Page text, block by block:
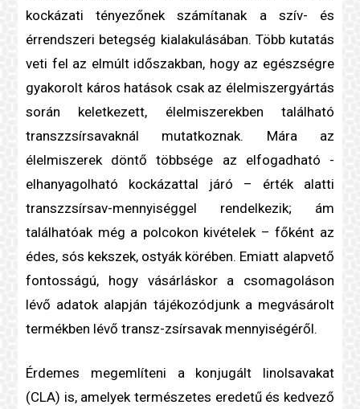
kockázati tényezőnek számítanak a szív- és
érrendszeri betegség kialakulásában. Több kutatás
veti fel az elmúlt időszakban, hogy az egészségre
gyakorolt káros hatások csak az élelmiszergyártás
során keletkezett, élelmiszerekben található
transzzsírsavaknál mutatkoznak. Mára az
élelmiszerek döntő többsége az elfogadható -
elhanyagolható kockázattal járó – érték alatti
transzzsírsav-mennyiséggel rendelkezik; ám
találhatóak még a polcokon kivételek – főként az
édes, sós kekszek, ostyák körében. Emiatt alapvető
fontosságú, hogy vásárláskor a csomagoláson
lévő adatok alapján tájékozódjunk a megvásárolt
termékben lévő transz-zsírsavak mennyiségéről.
Érdemes megemlíteni a konjugált linolsavakat
(CLA) is, amelyek természetes eredetű és kedvező